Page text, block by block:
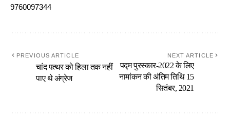
9760097344
PREVIOUS ARTICLE
चांद पत्थर को हिला तक नहीं
पाए थे अंग्रेज
NEXT ARTICLE
पद्म पुरस्कार-2022 के लिए
नामांकन की अंतिम तिथि 15
सितंबर, 2021